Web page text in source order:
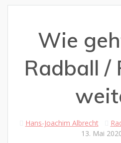
Wie
Radball /
Hans-Joachim Albrecht
13. Mai